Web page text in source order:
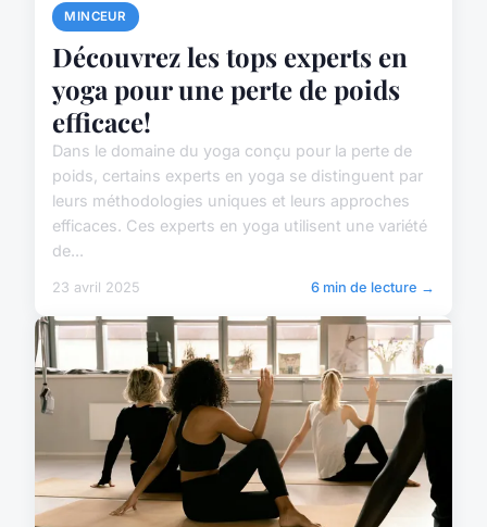
MINCEUR
Découvrez les tops experts en
yoga pour une perte de poids
efficace!
Dans le domaine du yoga conçu pour la perte de
poids, certains experts en yoga se distinguent par
leurs méthodologies uniques et leurs approches
efficaces. Ces experts en yoga utilisent une variété
de...
23 avril 2025 6 min de lecture →